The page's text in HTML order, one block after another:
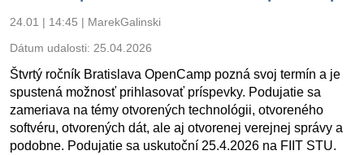
24.01 | 14:45 | MarekGalinski
Dátum udalosti: 25.04.2026
Štvrtý ročník Bratislava OpenCamp pozná svoj termín a je
spustená možnosť prihlasovať príspevky. Podujatie sa
zameriava na témy otvorených technológii, otvoreného
softvéru, otvorených dát, ale aj otvorenej verejnej správy a
podobne. Podujatie sa uskutoční 25.4.2026 na FIIT STU.